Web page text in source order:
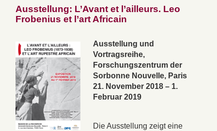
Ausstellung: L’Avant et l’ailleurs. Leo
Frobenius et l’art Africain
Ausstellung und
Vortragsreihe,
Forschungszentrum der
Sorbonne Nouvelle, Paris
21. November 2018 – 1.
Februar 2019
Die Ausstellung zeigt eine